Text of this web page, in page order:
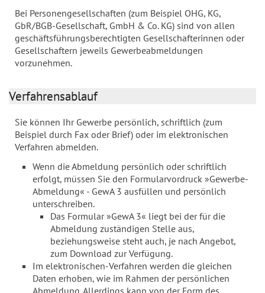
Bei Personengesellschaften (zum Beispiel OHG, KG,
GbR/BGB-Gesellschaft, GmbH & Co. KG) sind von allen
geschäftsführungsberechtigten Gesellschafterinnen oder
Gesellschaftern jeweils Gewerbeabmeldungen
vorzunehmen.
Verfahrensablauf
Sie können Ihr Gewerbe persönlich, schriftlich (zum
Beispiel durch Fax oder Brief) oder im elektronischen
Verfahren abmelden.
Wenn die Abmeldung persönlich oder schriftlich
erfolgt, müssen Sie den Formularvordruck »Gewerbe-
Abmeldung« - GewA 3 ausfüllen und persönlich
unterschreiben.
Das Formular »GewA 3« liegt bei der für die
Abmeldung zuständigen Stelle aus,
beziehungsweise steht auch, je nach Angebot,
zum Download zur Verfügung.
Im elektronischen-Verfahren werden die gleichen
Daten erhoben, wie im Rahmen der persönlichen
Abmeldung. Allerdings kann von der Form des